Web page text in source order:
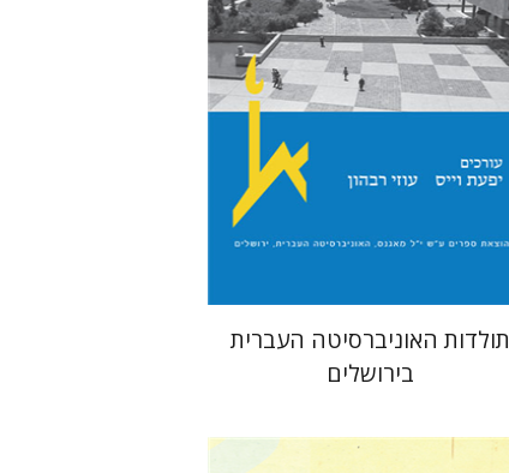
הנחת אתר ספר מודפס
תולדות האוניברסיטה העברית
בירושלים